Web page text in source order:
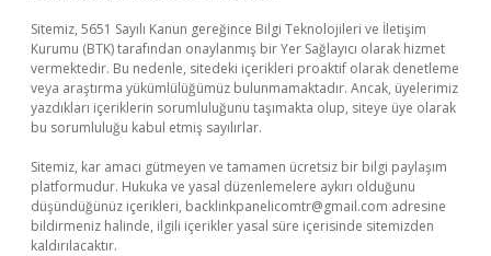
Sitemiz, 5651 Sayılı Kanun gereğince Bilgi Teknolojileri ve İletişim
Kurumu (BTK) tarafından onaylanmış bir Yer Sağlayıcı olarak hizmet
vermektedir. Bu nedenle, sitedeki içerikleri proaktif olarak denetleme
veya araştırma yükümlülüğümüz bulunmamaktadır. Ancak, üyelerimiz
yazdıkları içeriklerin sorumluluğunu taşımakta olup, siteye üye olarak
bu sorumluluğu kabul etmiş sayılırlar.
Sitemiz, kar amacı gütmeyen ve tamamen ücretsiz bir bilgi paylaşım
platformudur. Hukuka ve yasal düzenlemelere aykırı olduğunu
düşündüğünüz içerikleri, backlinkpanelicomtr@gmail.com adresine
bildirmeniz halinde, ilgili içerikler yasal süre içerisinde sitemizden
kaldırılacaktır.